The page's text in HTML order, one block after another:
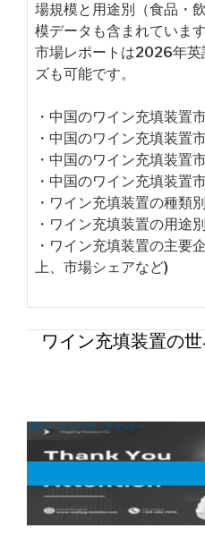
場規模と用途別（食品・
模データも含まれていま
市場レポートは2026年英
ズも可能です。
・中国のワイン充填装置
・中国のワイン充填装置
・中国のワイン充填装置
・中国のワイン充填装置
・ワイン充填装置の種類
・ワイン充填装置の用途
・ワイン充填装置の主要
上、市場シェアなど)
ワイン充填装置の